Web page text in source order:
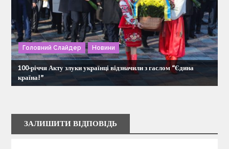
Головний Слайдер Новини
100-річчя Акту злуки українці відзначили з гаслом “Єдина
країна!”
ЗАЛИШИТИ ВІДПОВІДЬ